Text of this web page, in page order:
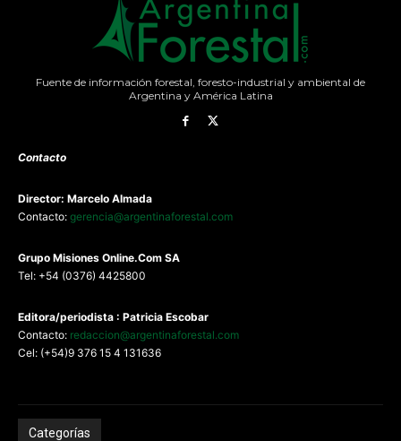
Fuente de información forestal, foresto-industrial y ambiental de
Argentina y América Latina
Contacto
Director: Marcelo Almada
Contacto: gerencia@argentinaforestal.com
Grupo Misiones Online.Com SA
Tel: +54 (0376) 4425800
Editora/periodista : Patricia Escobar
Contacto: redaccion@argentinaforestal.com
Cel: (+54)9 376 15 4 131636
Categorías